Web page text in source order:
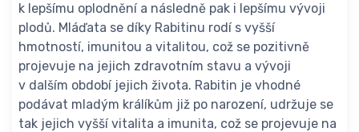
k lepšímu oplodnění a následně pak i lepšímu vývoji
plodů. Mláďata se díky Rabitinu rodí s vyšší
hmotností, imunitou a vitalitou, což se pozitivně
projevuje na jejich zdravotním stavu a vývoji
v dalším období jejich života. Rabitin je vhodné
podávat mladým králíkům již po narození, udržuje se
tak jejich vyšší vitalita a imunita, což se projevuje na